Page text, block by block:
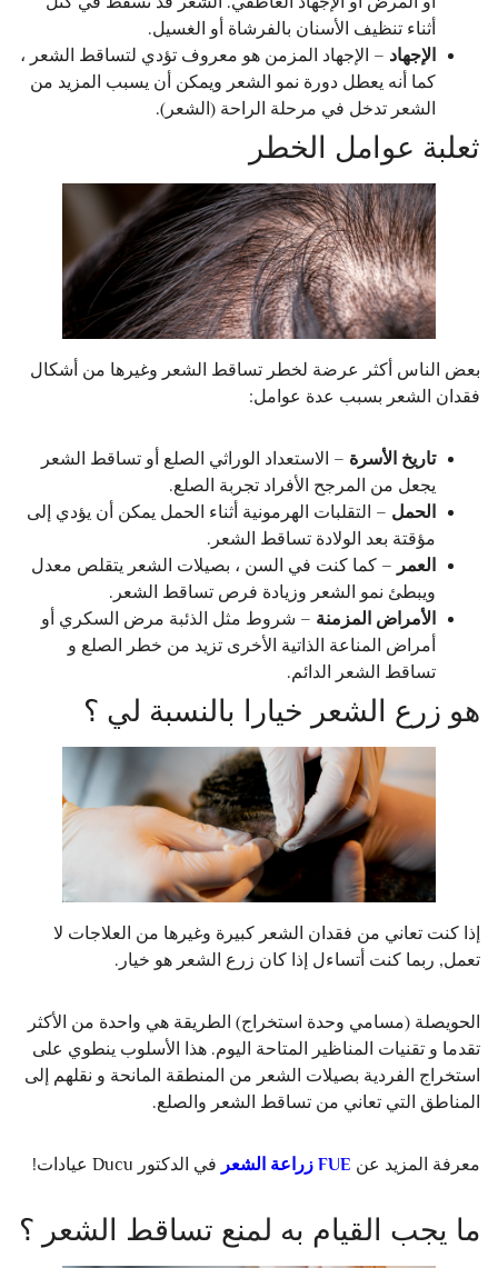
أثناء تنظيف الأسنان بالفرشاة أو الغسيل.
الإجهاد – الإجهاد المزمن هو معروف تؤدي لتساقط الشعر ،
كما أنه يعطل دورة نمو الشعر ويمكن أن يسبب المزيد من
الشعر تدخل في مرحلة الراحة (الشعر).
ثعلبة عوامل الخطر
بعض الناس أكثر عرضة لخطر تساقط الشعر وغيرها من أشكال
فقدان الشعر بسبب عدة عوامل:
تاريخ الأسرة – الاستعداد الوراثي الصلع أو تساقط الشعر
يجعل من المرجح الأفراد تجربة الصلع.
الحمل – التقلبات الهرمونية أثناء الحمل يمكن أن يؤدي إلى
مؤقتة بعد الولادة تساقط الشعر.
العمر – كما كنت في السن ، بصيلات الشعر يتقلص معدل
ويبطئ نمو الشعر وزيادة فرص تساقط الشعر.
الأمراض المزمنة – شروط مثل الذئبة مرض السكري أو
أمراض المناعة الذاتية الأخرى تزيد من خطر الصلع و
تساقط الشعر الدائم.
هو زرع الشعر خيارا بالنسبة لي ؟
إذا كنت تعاني من فقدان الشعر كبيرة وغيرها من العلاجات لا
تعمل, ربما كنت أتساءل إذا كان زرع الشعر هو خيار.
الحويصلة (مسامي وحدة استخراج) الطريقة هي واحدة من الأكثر
تقدما و تقنيات المناظير المتاحة اليوم. هذا الأسلوب ينطوي على
استخراج الفردية بصيلات الشعر من المنطقة المانحة و نقلهم إلى
المناطق التي تعاني من تساقط الشعر والصلع.
معرفة المزيد عن FUE زراعة الشعر في الدكتور Ducu عيادات!
ما يجب القيام به لمنع تساقط الشعر ؟